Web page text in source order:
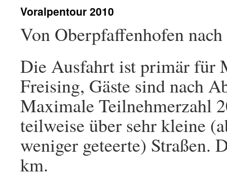
Voralpentour 2010
Von Oberpfaffenhofen nach
Die Ausfahrt ist primär für
Freising, Gäste sind nach
Maximale Teilnehmerzahl
teilweise über sehr kleine
weniger geteerte) Straßen.
km.